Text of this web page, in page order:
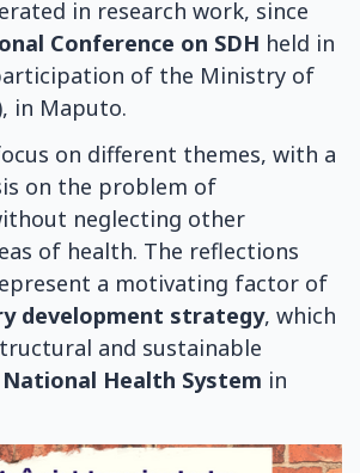
in research work, since
Conference on SDH held in
of the Ministry of
in Maputo.
on different themes, with a
on the problem of
neglecting other
of health. The reflections
a motivating factor of
development strategy, which
and sustainable
National Health System in